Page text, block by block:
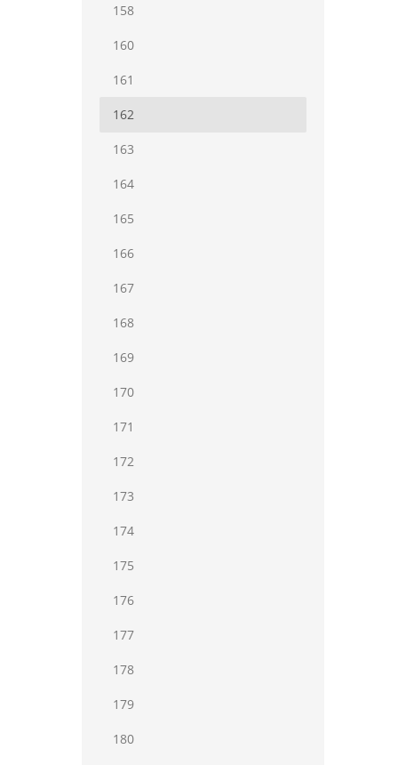
158
160
161
162
163
164
165
166
167
168
169
170
171
172
173
174
175
176
177
178
179
180